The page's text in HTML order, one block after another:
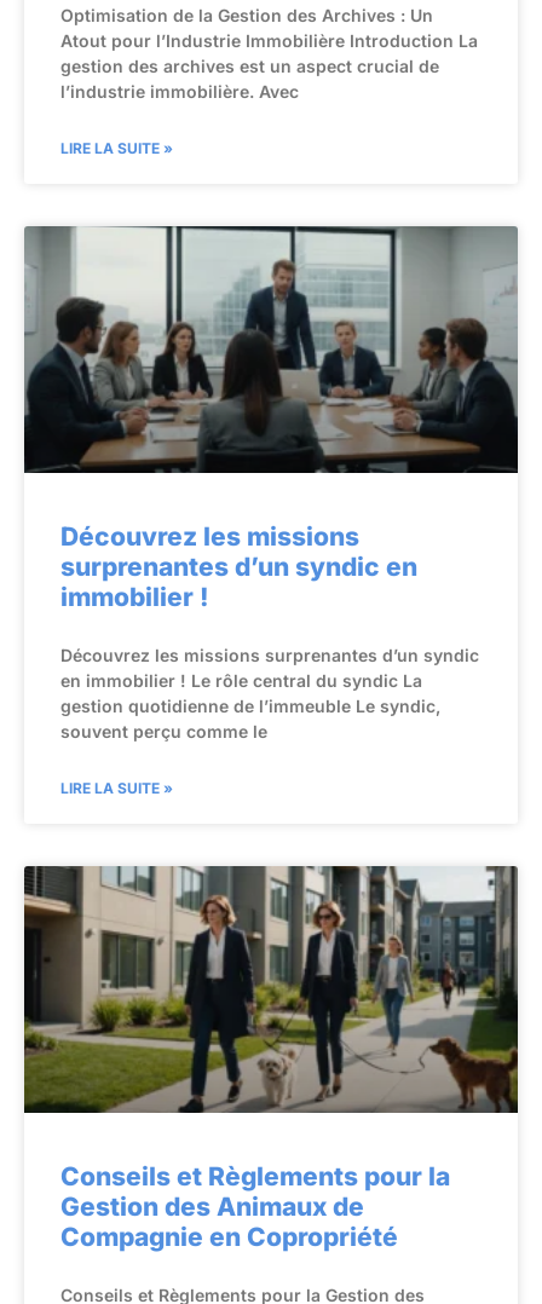
Optimisation de la Gestion des Archives : Un
Atout pour l’Industrie Immobilière Introduction La
gestion des archives est un aspect crucial de
l’industrie immobilière. Avec
LIRE LA SUITE »
Découvrez les missions
surprenantes d’un syndic en
immobilier !
Découvrez les missions surprenantes d’un syndic
en immobilier ! Le rôle central du syndic La
gestion quotidienne de l’immeuble Le syndic,
souvent perçu comme le
LIRE LA SUITE »
Conseils et Règlements pour la
Gestion des Animaux de
Compagnie en Copropriété
Conseils et Règlements pour la Gestion des